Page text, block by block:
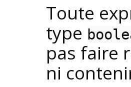
Toute
type
pas faire
ni